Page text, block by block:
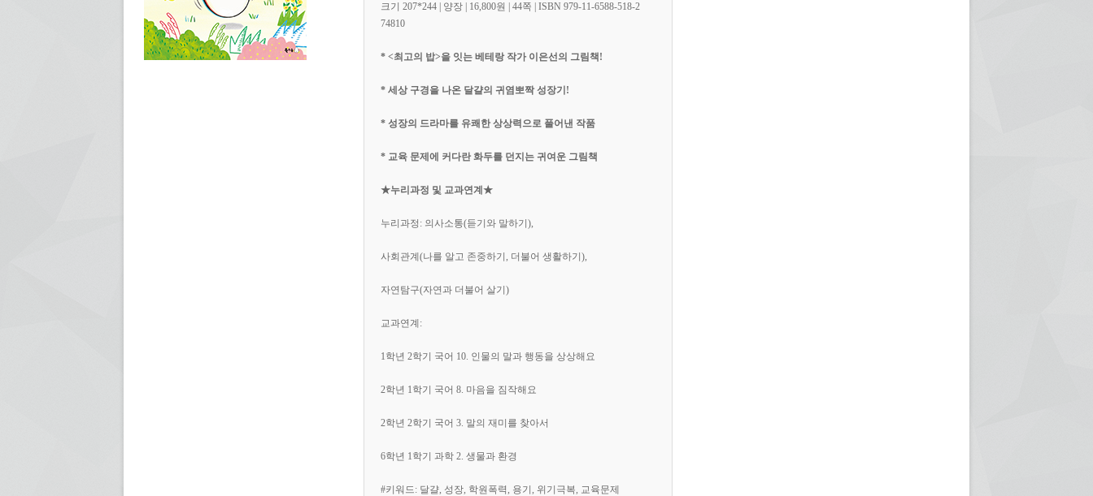
크기 207*244 | 양장 | 16,800원 | 44쪽 | ISBN 979-11-6588-518-2
74810
* <최고의 밥>을 잇는 베테랑 작가 이은선의 그림책!
* 세상 구경을 나온 달걀의 귀염뽀짝 성장기!
* 성장의 드라마를 유쾌한 상상력으로 풀어낸 작품
* 교육 문제에 커다란 화두를 던지는 귀여운 그림책
★누리과정 및 교과연계★
누리과정: 의사소통(듣기와 말하기),
사회관계(나를 알고 존중하기, 더불어 생활하기),
자연탐구(자연과 더불어 살기)
교과연계:
1학년 2학기 국어 10. 인물의 말과 행동을 상상해요
2학년 1학기 국어 8. 마음을 짐작해요
2학년 2학기 국어 3. 말의 재미를 찾아서
6학년 1학기 과학 2. 생물과 환경
#키워드: 달걀, 성장, 학원폭력, 용기, 위기극복, 교육문제